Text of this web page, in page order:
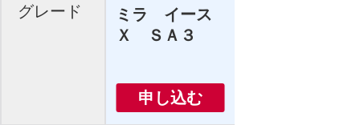
グレード
ミラ イース
Ｘ ＳＡ３
申し込む